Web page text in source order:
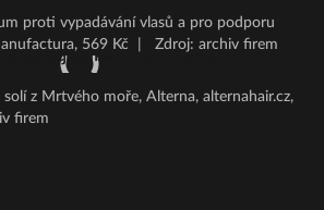
proti vypadávání vlasů a pro podporu
569 Kč
Zdroj: archiv firem
solí z Mrtvého moře, Alterna, alternahair.cz,
firem